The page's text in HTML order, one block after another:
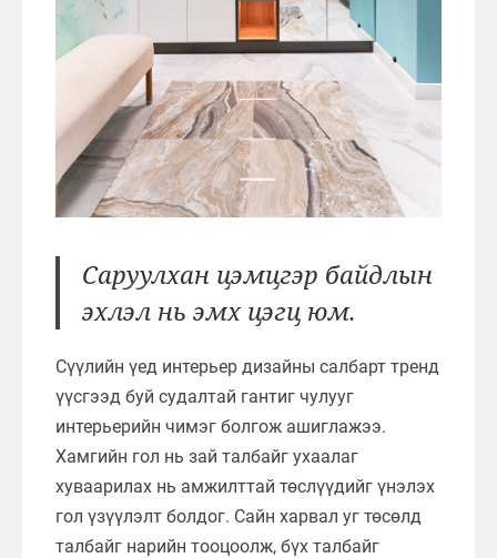
Саруулхан цэмцгэр байдлын
эхлэл нь эмх цэгц юм.
Сүүлийн үед интерьер дизайны салбарт тренд
үүсгээд буй судалтай гантиг чулууг
интерьерийн чимэг болгож ашиглажээ.
Хамгийн гол нь зай талбайг ухаалаг
хуваарилах нь амжилттай төслүүдийг үнэлэх
гол үзүүлэлт болдог. Сайн харвал уг төсөлд
талбайг нарийн тооцоолж, бүх талбайг